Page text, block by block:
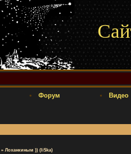
Форум Видео
» Лоханкиным )) (li$ka)